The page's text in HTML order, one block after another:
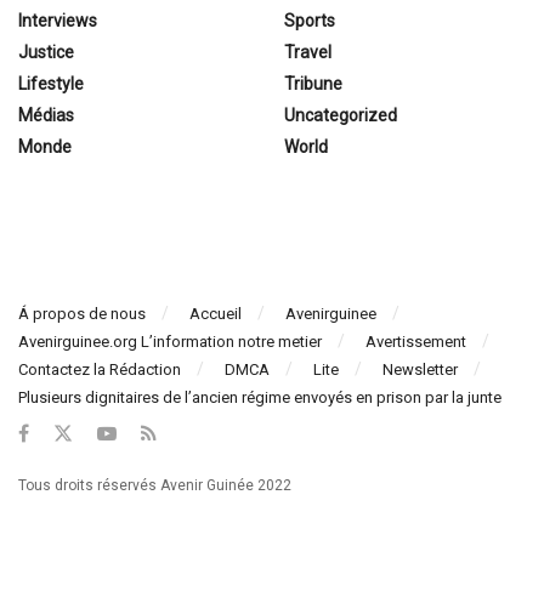
Interviews
Justice
Lifestyle
Médias
Monde
Sports
Travel
Tribune
Uncategorized
World
Á propos de nous Accueil
Avenirguinee
Avenirguinee.org L’information notre metier
Avertissement
Contactez la Rédaction
DMCA Lite
Newsletter
Plusieurs dignitaires de l’ancien régime envoyés en prison par la junte
Tous droits réservés Avenir Guinée 2022